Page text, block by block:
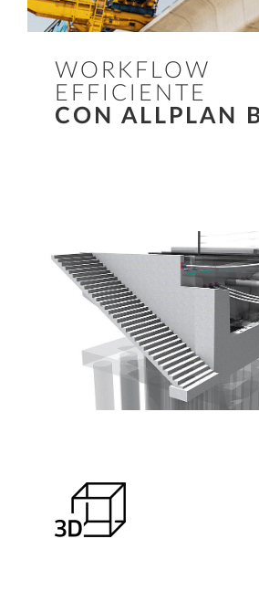
WORKFLOW
EFFICIENTE
CON ALLPLAN